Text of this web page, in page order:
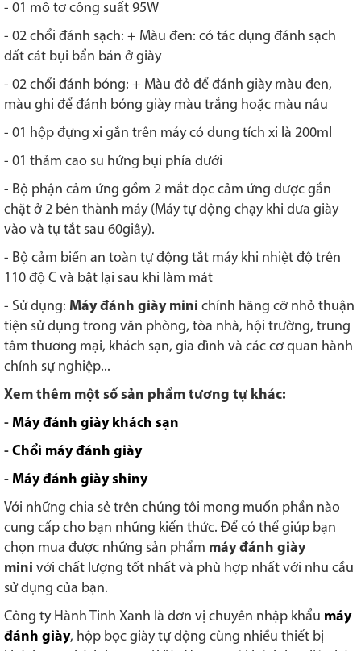
- 01 mô tơ công suất 95W
- 02 chổi đánh sạch: + Màu đen: có tác dụng đánh sạch
đất cát bụi bẩn bán ở giày
- 02 chổi đánh bóng: + Màu đỏ để đánh giày màu đen,
màu ghi để đánh bóng giày màu trắng hoặc màu nâu
- 01 hộp đựng xi gắn trên máy có dung tích xi là 200ml
- 01 thảm cao su hứng bụi phía dưới
- Bộ phận cảm ứng gồm 2 mắt đọc cảm ứng được gắn
chặt ở 2 bên thành máy (Máy tự động chạy khi đưa giày
vào và tự tắt sau 60giây).
- Bộ cảm biến an toàn tự động tắt máy khi nhiệt độ trên
110 độ C và bật lại sau khi làm mát
- Sử dụng: Máy đánh giày mini chính hãng cỡ nhỏ thuận
tiện sử dụng trong văn phòng, tòa nhà, hội trường, trung
tâm thương mại, khách sạn, gia đình và các cơ quan hành
chính sự nghiệp...
Xem thêm một số sản phẩm tương tự khác:
- Máy đánh giày khách sạn
- Chổi máy đánh giày
- Máy đánh giày shiny
Với những chia sẻ trên chúng tôi mong muốn phần nào
cung cấp cho bạn những kiến thức. Để có thể giúp bạn
chọn mua được những sản phẩm máy đánh giày
mini với chất lượng tốt nhất và phù hợp nhất với nhu cầu
sử dụng của bạn.
Công ty Hành Tinh Xanh là đơn vị chuyên nhập khẩu máy
đánh giày, hộp bọc giày tự động cùng nhiều thiết bị